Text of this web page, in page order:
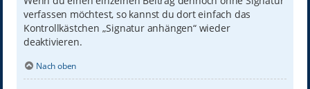
verfassen möchtest, so kannst du dort einfach das
Kontrollkästchen „Signatur anhängen“ wieder
deaktivieren.
Nach oben